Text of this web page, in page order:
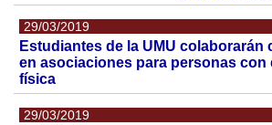
29/03/2019
Estudiantes de la UMU
en asociaciones para personas con
física
29/03/2019